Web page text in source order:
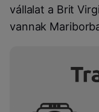
vállalat a Brit
vannak